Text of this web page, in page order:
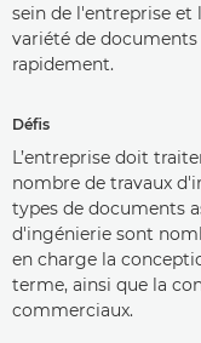
sein de l'entreprise et
variété de
rapidement.
Défis
L’entreprise doit
nombre de travaux
types de documents
d'ingénierie sont
en charge la
terme, ainsi que la
commerciaux.